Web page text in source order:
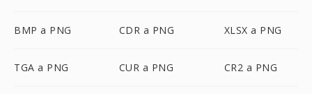
BMP a PNG CDR a PNG XLSX a PNG
TGA a PNG CUR a PNG CR2 a PNG